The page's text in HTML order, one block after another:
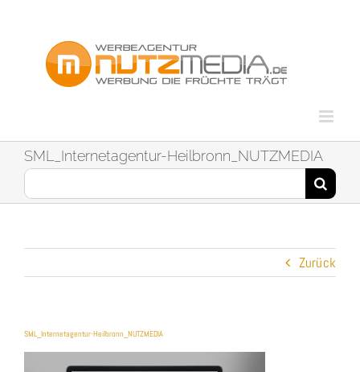
SML_Internetagentur-Heilbronn_NUTZMEDIA
Suche
nach:
Zurück
SML_Internetagentur-Heilbronn_NUTZMEDIA